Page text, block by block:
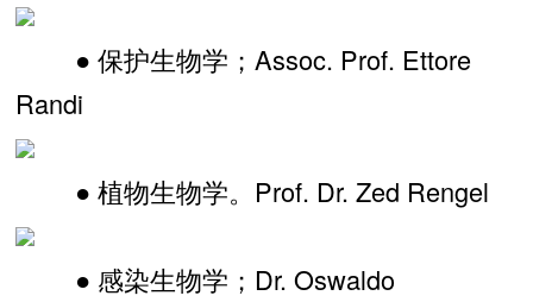
● 保护生物学；Assoc. Prof. Ettore
Randi
● 植物生物学。Prof. Dr. Zed Rengel
● 感染生物学；Dr. Oswaldo